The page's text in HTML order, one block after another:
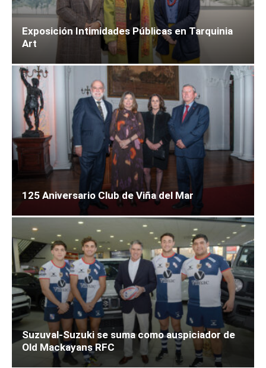
Exposición Intimidades Públicas en Tarquinia
Art
125 Aniversario Club de Viña del Mar
Suzuval-Suzuki se suma como auspiciador de
Old Mackayans RFC